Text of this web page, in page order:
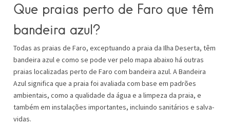
Que praias perto de Faro que têm
bandeira azul?
Todas as praias de Faro, exceptuando a praia da Ilha Deserta, têm
bandeira azul e como se pode ver pelo mapa abaixo há outras
praias localizadas perto de Faro com bandeira azul. A Bandeira
Azul significa que a praia foi avaliada com base em padrões
ambientais, como a qualidade da água e a limpeza da praia, e
também em instalações importantes, incluindo sanitários e salva-
vidas.